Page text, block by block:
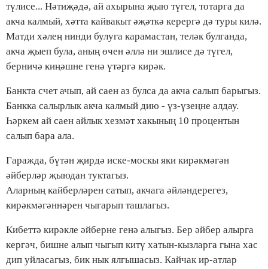
түлисе... Нәтиҗәдә, ай ахырына җыю түгел, тотарга да
акча калмый, хәтта кайвакыт әҗәткә керергә дә туры килә.
Матди хәлең нинди булуга карамастан, теләк булганда,
акча җыеп була, аның өчен әллә ни эшлисе дә түгел,
берничә киңәшне генә үтәргә кирәк.
Банкта счет ачып, ай саен аз булса да акча салып барыгыз.
Банкка салырлык акча калмый дию - үз-үзеңне алдау.
Һәркем ай саен айлык хезмәт хакының 10 процентын
салып бара ала.
Гаражда, бүтән җирдә иске-москы яки кирәкмәгән
әйберләр җыюдан туктагыз.
Аларның кайберләрен сатып, акчага әйләндерегез,
кирәкмәгәннәрен чыгарып ташлагыз.
Кибеттә кирәкле әйберне генә алыгыз. Бер әйбер алырга
кергәч, бишне алып чыгып китү хатын-кызларга гына хас
дип уйласагыз, бик нык ялгышасыз. Кайчак ир-атлар